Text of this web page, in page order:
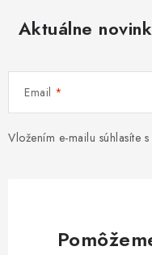
Aktuálne
Email
Vložením e-mailu súhlasíte s